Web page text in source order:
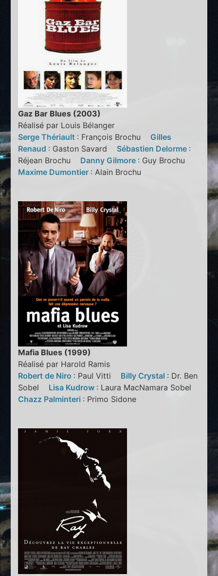
Gaz Bar Blues (2003)
Réalisé par Louis Bélanger
Serge Thériault : François Brochu Gilles
Renaud : Gaston Savard Sébastien Delorme :
Réjean Brochu Danny Gilmore : Guy Brochu
Maxime Dumontier : Alain Brochu
Mafia Blues (1999)
Réalisé par Harold Ramis
Robert de Niro : Paul Vitti Billy Crystal : Dr. Ben
Sobel Lisa Kudrow : Laura MacNamara Sobel
Chazz Palminteri : Primo Sidone